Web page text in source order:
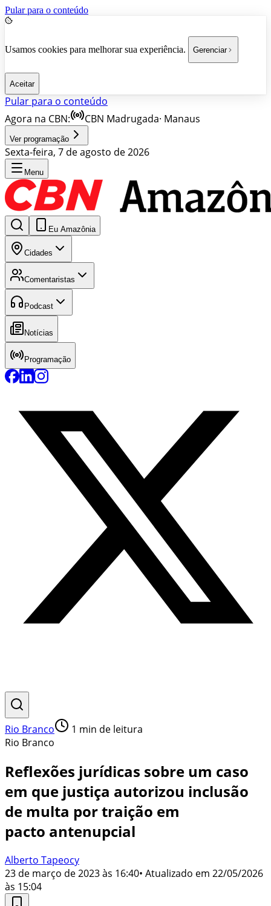
Pular para o conteúdo
Usamos cookies para melhorar sua experiência. Gerenciar
Aceitar
Pular para o conteúdo
Agora na CBN:
CBN Madrugada· Manaus
Ver programação
Sexta-feira, 7 de agosto de 2026
Menu
Eu Amazônia
Cidades
Comentaristas
Podcast
Notícias
Programação
Rio Branco 1 min de leitura
Rio Branco
Reflexões jurídicas sobre um caso
em que justiça autorizou inclusão
de multa por traição em
pacto antenupcial
Alberto Tapeocy
23 de março de 2023 às 16:40• Atualizado em 22/05/2026
às 15:04